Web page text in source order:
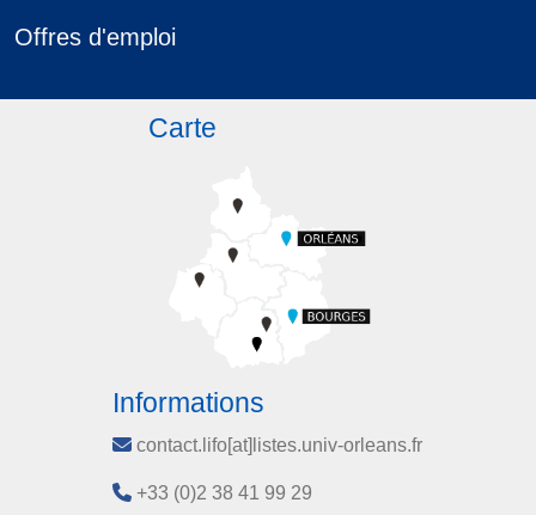
Offres d'emploi
Carte
Informations
contact.lifo[at]listes.univ-orleans.fr
+33 (0)2 38 41 99 29